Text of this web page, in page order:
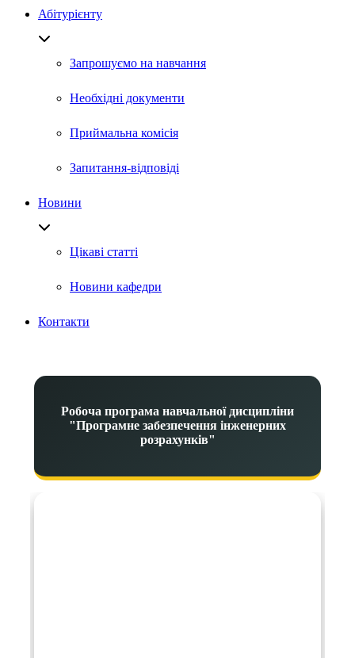
Абітурієнту
Запрошуємо на навчання
Необхідні документи
Приймальна комісія
Запитання-відповіді
Новини
Цікаві статті
Новини кафедри
Контакти
Робоча програма навчальної дисципліни
"Програмне забезпечення інженерних
розрахунків"